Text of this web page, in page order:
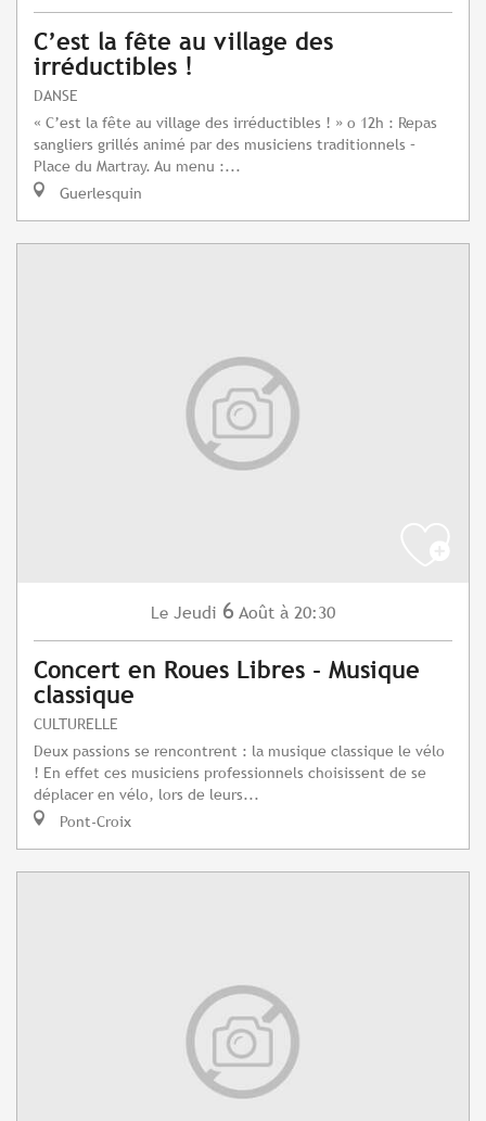
C’est la fête au village des
irréductibles !
DANSE
« C’est la fête au village des irréductibles ! » o 12h : Repas
sangliers grillés animé par des musiciens traditionnels –
Place du Martray. Au menu :...
Guerlesquin
Le Jeudi 6 Août à 20:30
Concert en Roues Libres - Musique
classique
CULTURELLE
Deux passions se rencontrent : la musique classique le vélo
! En effet ces musiciens professionnels choisissent de se
déplacer en vélo, lors de leurs...
Pont-Croix